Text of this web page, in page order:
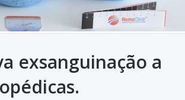
exsanguinação a